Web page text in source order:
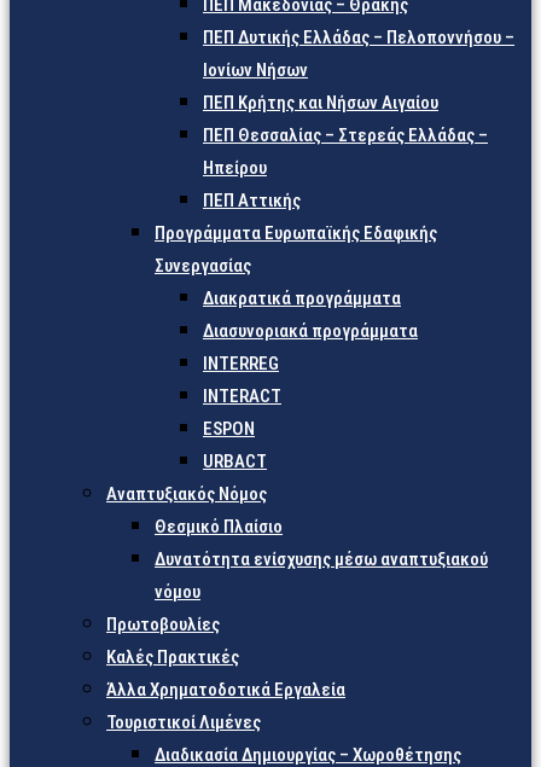
ΠΕΠ Μακεδονίας – Θράκης
ΠΕΠ Δυτικής Ελλάδας – Πελοποννήσου –
Ιονίων Νήσων
ΠΕΠ Κρήτης και Νήσων Αιγαίου
ΠΕΠ Θεσσαλίας – Στερεάς Ελλάδας –
Ηπείρου
ΠΕΠ Αττικής
Προγράμματα Ευρωπαϊκής Εδαφικής
Συνεργασίας
Διακρατικά προγράμματα
Διασυνοριακά προγράμματα
INTERREG
INTERACT
ESPON
URBACT
Αναπτυξιακός Νόμος
Θεσμικό Πλαίσιο
Δυνατότητα ενίσχυσης μέσω αναπτυξιακού
νόμου
Πρωτοβουλίες
Καλές Πρακτικές
Άλλα Χρηματοδοτικά Εργαλεία
Τουριστικοί Λιμένες
Διαδικασία Δημιουργίας – Χωροθέτησης